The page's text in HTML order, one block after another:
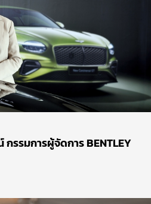
รมการผู้จัดการ BENTLEY